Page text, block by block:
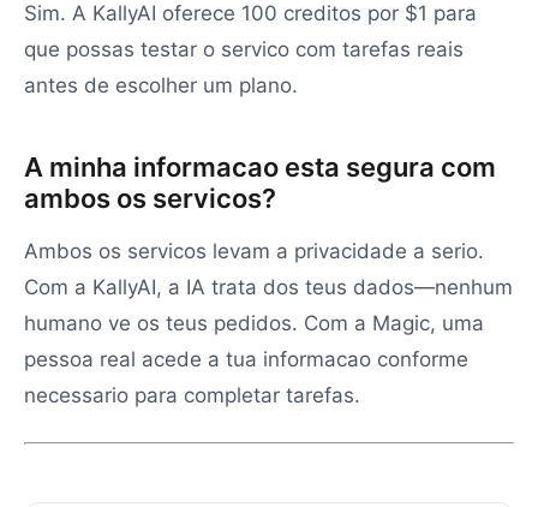
Sim. A KallyAI oferece 100 creditos por $1 para
que possas testar o servico com tarefas reais
antes de escolher um plano.
A minha informacao esta segura com
ambos os servicos?
Ambos os servicos levam a privacidade a serio.
Com a KallyAI, a IA trata dos teus dados—nenhum
humano ve os teus pedidos. Com a Magic, uma
pessoa real acede a tua informacao conforme
necessario para completar tarefas.